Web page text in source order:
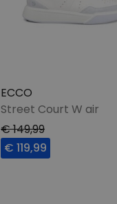
ECCO
Street Court W air
€ 149,99
€ 119,99